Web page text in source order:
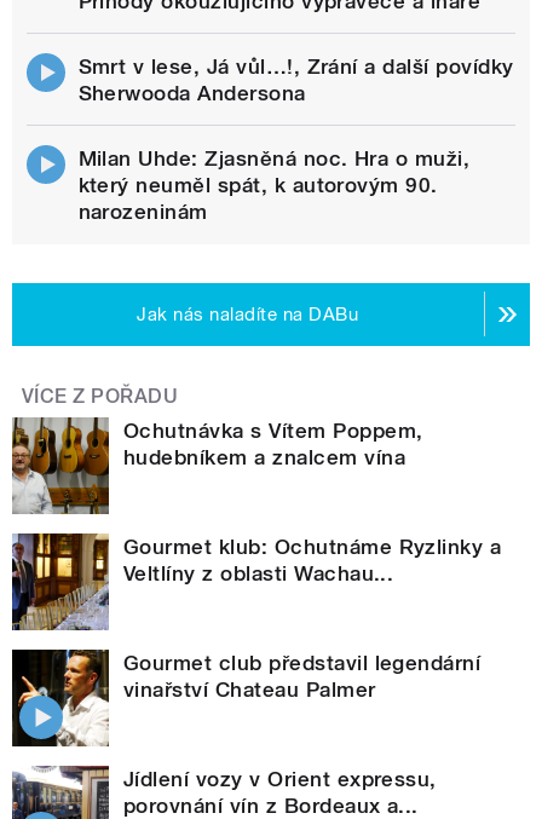
Smrt v lese, Já vůl…!, Zrání a další povídky
Sherwooda Andersona
Milan Uhde: Zjasněná noc. Hra o muži,
který neuměl spát, k autorovým 90.
narozeninám
Jak nás naladíte na DABu
VÍCE Z POŘADU
Ochutnávka s Vítem Poppem,
hudebníkem a znalcem vína
Gourmet klub: Ochutnáme Ryzlinky a
Veltlíny z oblasti Wachau...
Gourmet club představil legendární
vinařství Chateau Palmer
Jídlení vozy v Orient expressu,
porovnání vín z Bordeaux a...